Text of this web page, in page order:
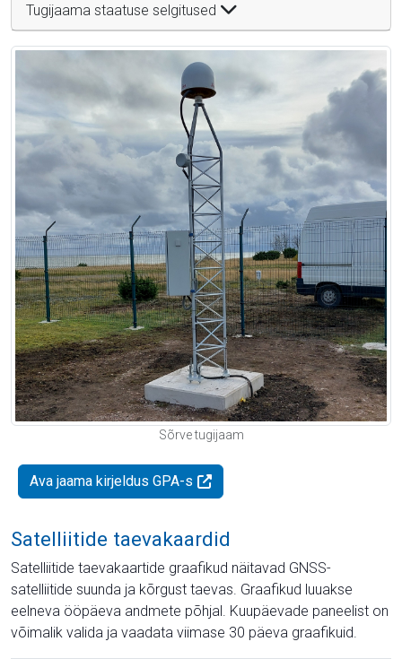
Tugijaama staatuse selgitused
Sõrve tugijaam
Ava jaama kirjeldus GPA-s
Satelliitide taevakaardid
Satelliitide taevakaartide graafikud näitavad GNSS-
satelliitide suunda ja kõrgust taevas. Graafikud luuakse
eelneva ööpäeva andmete põhjal. Kuupäevade paneelist on
võimalik valida ja vaadata viimase 30 päeva graafikuid.